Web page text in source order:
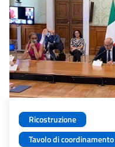
Ricostruzione
Tavolo di coordinamento